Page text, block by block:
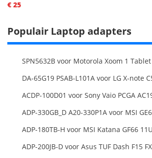
€ 25
Populair Laptop adapters
SPN5632B voor Motorola Xoom 1 Tablet
DA-65G19 PSAB-L101A voor LG X-note
ACDP-100D01 voor Sony Vaio PCGA
ADP-180TB-H voor MSI Katana GF66
ADP-200JB-D voor Asus TUF Dash F15